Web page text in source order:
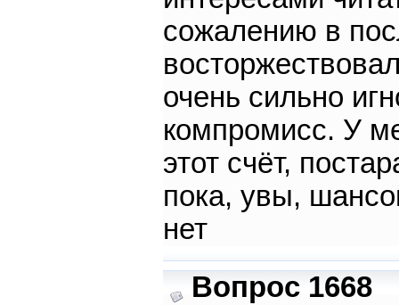
сожалению в
очень сильно
компромисс. У
этот счёт,
пока, увы,
нет
Вопрос 1668